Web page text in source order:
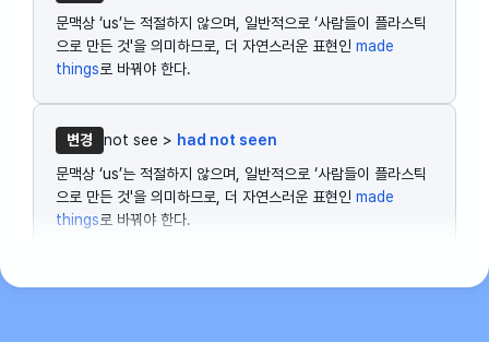
문맥상 ‘us’는 적절하지 않으며, 일반적으로 ‘사람들이 플라스틱
으로 만든 것'을 의미하므로, 더 자연스러운 표현인 made
things로 바꿔야 한다.
변경 not see > had not seen
문맥상 ‘us’는 적절하지 않으며, 일반적으로 ‘사람들이 플라스틱
으로 만든 것'을 의미하므로, 더 자연스러운 표현인 made
things로 바꿔야 한다.